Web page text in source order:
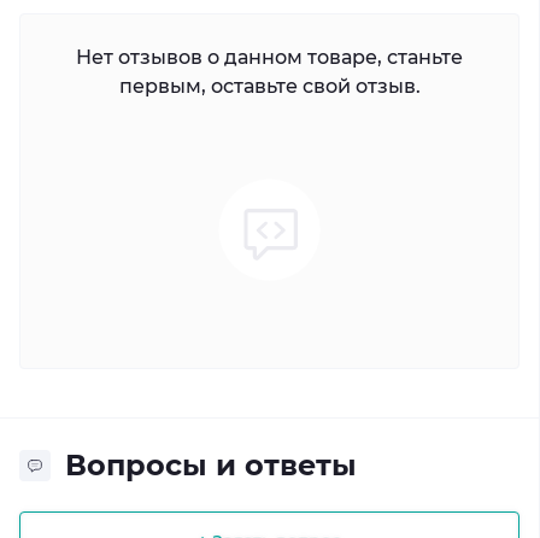
Нет отзывов о данном товаре, станьте
первым, оставьте свой отзыв.
Вопросы и ответы